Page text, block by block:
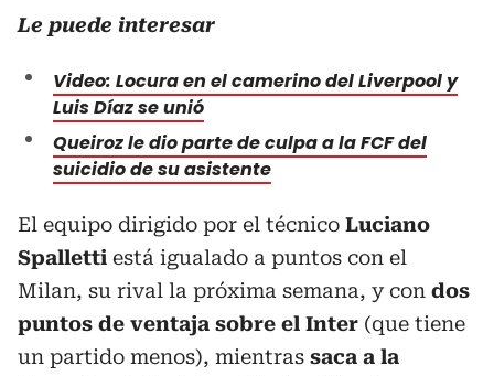
Le puede interesar
Video: Locura en el camerino del Liverpool y
Luis Díaz se unió
Queiroz le dio parte de culpa a la FCF del
suicidio de su asistente
El equipo dirigido por el técnico Luciano
Spalletti está igualado a puntos con el
Milan, su rival la próxima semana, y con dos
puntos de ventaja sobre el Inter (que tiene
un partido menos), mientras saca a la